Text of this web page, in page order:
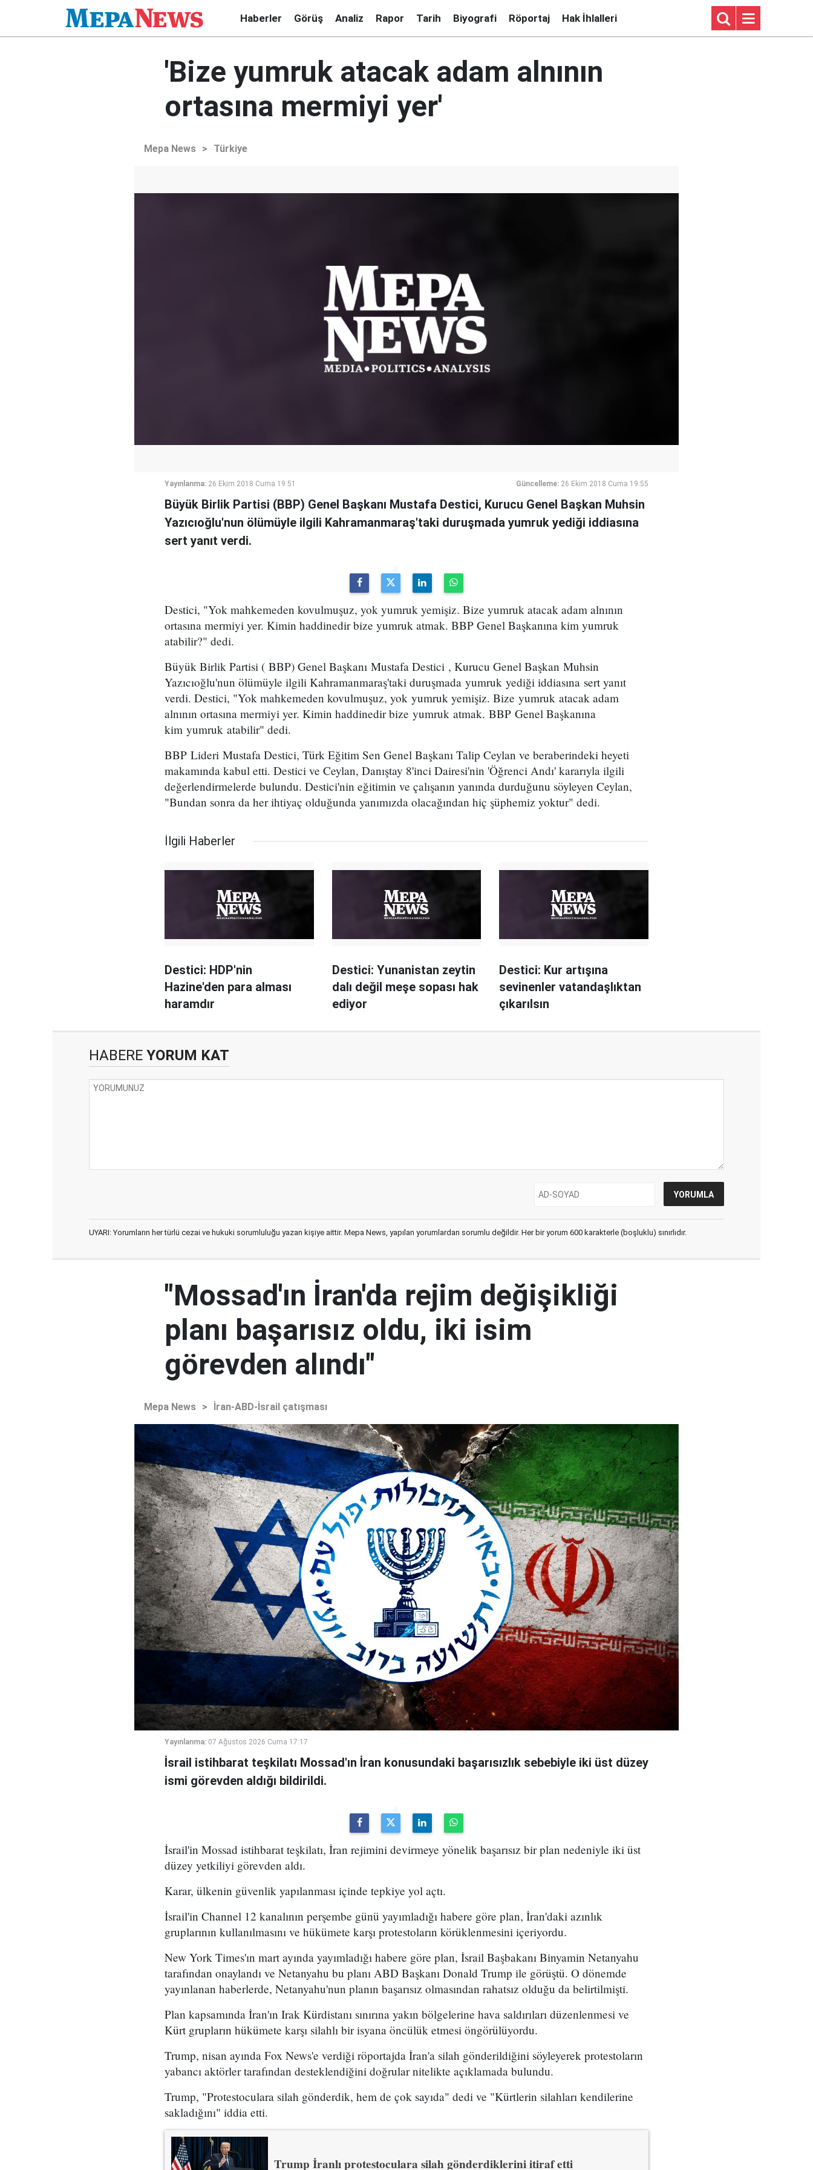
Haberler Görüş Analiz Rapor Tarih Biyografi Röportaj Hak İhlalleri
'Bize yumruk atacak adam alnının
ortasına mermiyi yer'
Mepa News > Türkiye
Yayınlanma: 26 Ekim 2018 Cuma 19:51 Güncelleme: 26 Ekim 2018 Cuma 19:55
Büyük Birlik Partisi (BBP) Genel Başkanı Mustafa Destici, Kurucu Genel Başkan Muhsin
Yazıcıoğlu'nun ölümüyle ilgili Kahramanmaraş'taki duruşmada yumruk yediği iddiasına
sert yanıt verdi.
Destici, "Yok mahkemeden kovulmuşuz, yok yumruk yemişiz. Bize yumruk atacak adam alnının
ortasına mermiyi yer. Kimin haddinedir bize yumruk atmak. BBP Genel Başkanına kim yumruk
atabilir?" dedi.
Büyük Birlik Partisi ( BBP) Genel Başkanı Mustafa Destici , Kurucu Genel Başkan Muhsin
Yazıcıoğlu'nun ölümüyle ilgili Kahramanmaraş'taki duruşmada yumruk yediği iddiasına sert yanıt
verdi. Destici, "Yok mahkemeden kovulmuşuz, yok yumruk yemişiz. Bize yumruk atacak adam
alnının ortasına mermiyi yer. Kimin haddinedir bize yumruk atmak. BBP Genel Başkanına
kim yumruk atabilir" dedi.
BBP Lideri Mustafa Destici, Türk Eğitim Sen Genel Başkanı Talip Ceylan ve beraberindeki heyeti
makamında kabul etti. Destici ve Ceylan, Danıştay 8'inci Dairesi'nin 'Öğrenci Andı' kararıyla ilgili
değerlendirmelerde bulundu. Destici'nin eğitimin ve çalışanın yanında durduğunu söyleyen Ceylan,
"Bundan sonra da her ihtiyaç olduğunda yanımızda olacağından hiç şüphemiz yoktur" dedi.
İlgili Haberler
Destici: HDP'nin
Hazine'den para alması
haramdır
Destici: Yunanistan zeytin
dalı değil meşe sopası hak
ediyor
Destici: Kur artışına
sevinenler vatandaşlıktan
çıkarılsın
HABERE YORUM KAT
UYARI: Yorumların her türlü cezai ve hukuki sorumluluğu yazan kişiye aittir. Mepa News, yapılan yorumlardan sorumlu değildir. Her bir yorum 600 karakterle (boşluklu) sınırlıdır.
"Mossad'ın İran'da rejim değişikliği
planı başarısız oldu, iki isim
görevden alındı"
Mepa News > İran-ABD-İsrail çatışması
Yayınlanma: 07 Ağustos 2026 Cuma 17:17
İsrail istihbarat teşkilatı Mossad'ın İran konusundaki başarısızlık sebebiyle iki üst düzey
ismi görevden aldığı bildirildi.
İsrail'in Mossad istihbarat teşkilatı, İran rejimini devirmeye yönelik başarısız bir plan nedeniyle iki üst
düzey yetkiliyi görevden aldı.
Karar, ülkenin güvenlik yapılanması içinde tepkiye yol açtı.
İsrail'in Channel 12 kanalının perşembe günü yayımladığı habere göre plan, İran'daki azınlık
gruplarının kullanılmasını ve hükümete karşı protestoların körüklenmesini içeriyordu.
New York Times'ın mart ayında yayımladığı habere göre plan, İsrail Başbakanı Binyamin Netanyahu
tarafından onaylandı ve Netanyahu bu planı ABD Başkanı Donald Trump ile görüştü. O dönemde
yayınlanan haberlerde, Netanyahu'nun planın başarısız olmasından rahatsız olduğu da belirtilmişti.
Plan kapsamında İran'ın Irak Kürdistanı sınırına yakın bölgelerine hava saldırıları düzenlenmesi ve
Kürt grupların hükümete karşı silahlı bir isyana öncülük etmesi öngörülüyordu.
Trump, nisan ayında Fox News'e verdiği röportajda İran'a silah gönderildiğini söyleyerek protestoların
yabancı aktörler tarafından desteklendiğini doğrular nitelikte açıklamada bulundu.
Trump, "Protestoculara silah gönderdik, hem de çok sayıda" dedi ve "Kürtlerin silahları kendilerine
sakladığını" iddia etti.
Trump İranlı protestoculara silah gönderdiklerini itiraf etti